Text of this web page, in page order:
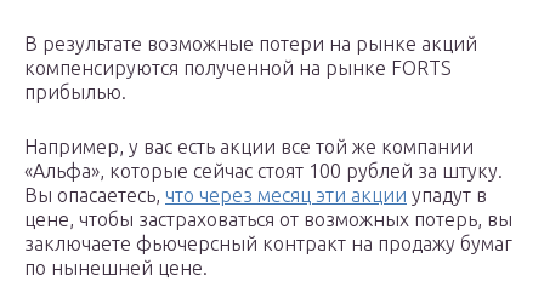
В результате возможные потери на рынке акций
компенсируются полученной на рынке FORTS
прибылью.
Например, у вас есть акции все той же компании
«Альфа», которые сейчас стоят 100 рублей за штуку.
Вы опасаетесь, что через месяц эти акции упадут в
цене, чтобы застраховаться от возможных потерь, вы
заключаете фьючерсный контракт на продажу бумаг
по нынешней цене.